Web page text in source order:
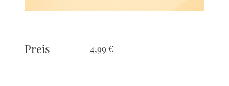
Preis 4,99 €